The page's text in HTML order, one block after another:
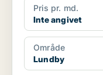
Pris pr. md.
Inte angivet
Område
Lundby